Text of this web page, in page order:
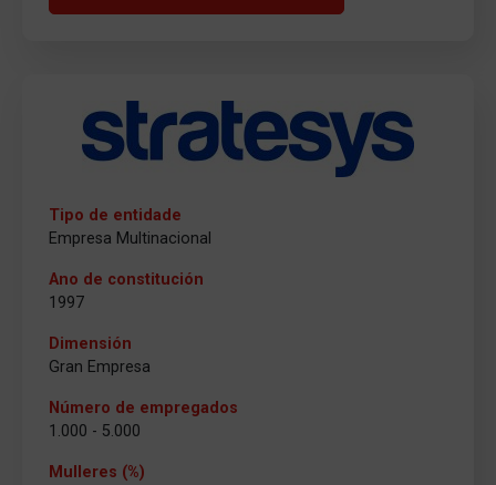
Tipo de entidade
Empresa Multinacional
Ano de constitución
1997
Dimensión
Gran Empresa
Número de empregados
1.000 - 5.000
Mulleres (%)